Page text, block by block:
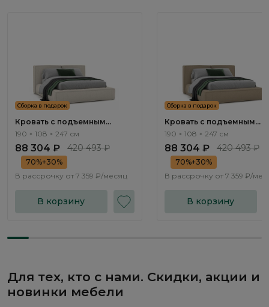
Сборка в подарок
Кровать с подъемным
механизмом Нью-Йорк / New
190 × 108 × 247 см
88 304 ₽ 420 493 ₽
70%+30%
В рассрочку от 7 359 ₽/месяц
В корзину
Сборка в подарок
Кровать с подъемным
механизмом Нью-Йорк /
190 × 108 × 247 см
88 304 ₽ 420 493 ₽
70%+30%
В рассрочку от 7 359 ₽/
В корзину
Для тех, кто с нами. Скидки, акции и
новинки мебели